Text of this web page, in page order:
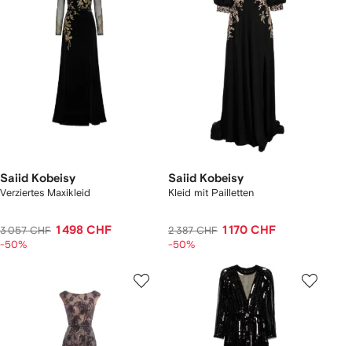
Saiid Kobeisy
Verziertes Maxikleid
3 057 CHF 1 498 CHF
-50%
Saiid Kobeisy
Kleid mit Pailletten
2 387 CHF 1 170 CHF
-50%